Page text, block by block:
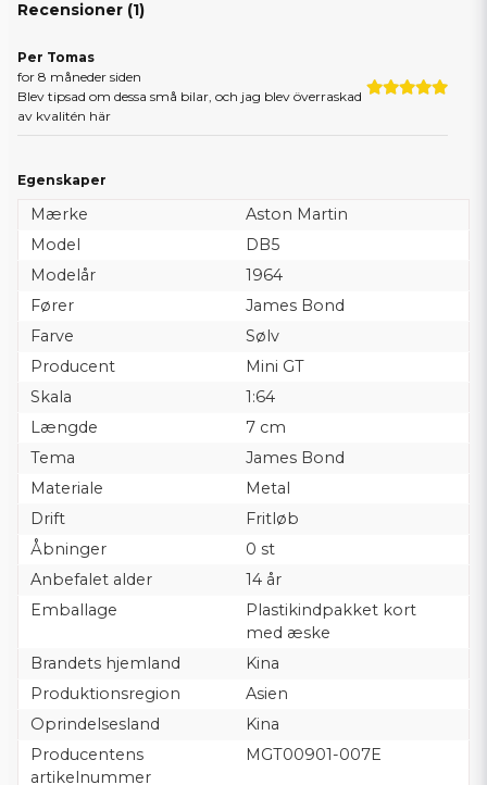
Recensioner (1)
Per Tomas
for 8 måneder siden
Blev tipsad om dessa små bilar, och jag blev överraskad
av kvalitén här
Egenskaper
Mærke
Aston Martin
Model
DB5
Modelår
1964
Fører
James Bond
Farve
Sølv
Producent
Mini GT
Skala
1:64
Længde
7 cm
Tema
James Bond
Materiale
Metal
Drift
Fritløb
Åbninger
0 st
Anbefalet alder
14 år
Emballage
Plastikindpakket kort
med æske
Brandets hjemland
Kina
Produktionsregion
Asien
Oprindelsesland
Kina
Producentens
artikelnummer
MGT00901-007E